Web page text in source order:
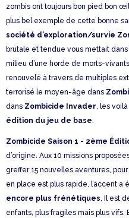
zombis ont toujours bon pied bon
plus bel exemple de cette bonne
société d’exploration/survie
brutale et tendue vous mettait
milieu d’une horde de morts-
renouvelé à travers de multiples
terrorisé le moyen-âge dans
dans Zombicide Invader, les
édition du jeu de base.
Zombicide Saison 1 - 2ème
d’origine. Aux 10 missions
greffer 15 nouvelles aventures, pour
en place est plus rapide, l’accent a
encore plus frénétiques. Il est
enfants, plus fragiles mais plus